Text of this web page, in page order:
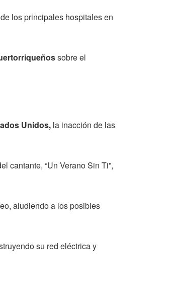
los principales hospitales en
sobre el
Unidos, la inacción de las
cantante, “Un Verano Sin Ti”,
aludiendo a los posibles
su red eléctrica y